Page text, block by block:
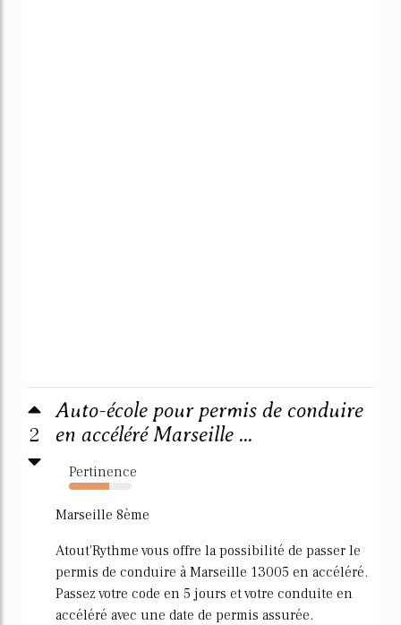
2
Auto-école pour permis de conduire
en accéléré Marseille ...
Pertinence
64%
Marseille 8ème
Atout'Rythme vous offre la possibilité de passer le
permis de conduire à Marseille 13005 en accéléré.
Passez votre code en 5 jours et votre conduite en
accéléré avec une date de permis assurée.